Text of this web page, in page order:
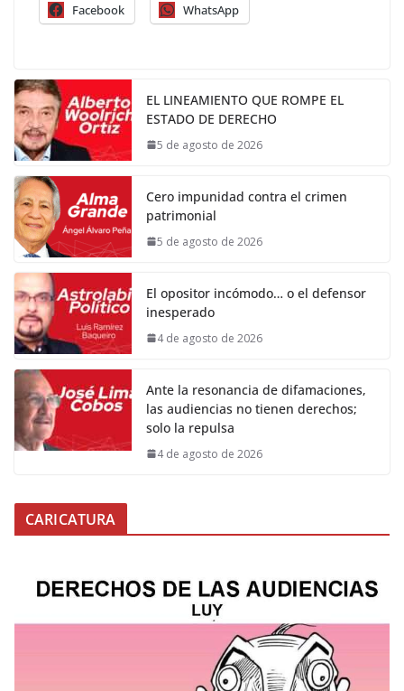
Facebook WhatsApp
EL LINEAMIENTO QUE ROMPE EL
ESTADO DE DERECHO
5 de agosto de 2026
Cero impunidad contra el crimen
patrimonial
5 de agosto de 2026
El opositor incómodo… o el defensor
inesperado
4 de agosto de 2026
Ante la resonancia de difamaciones,
las audiencias no tienen derechos;
solo la repulsa
4 de agosto de 2026
CARICATURA